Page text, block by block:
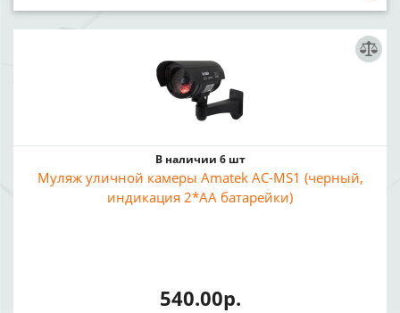
В наличии 6 шт
Муляж уличной камеры Amatek AC-MS1 (черный,
индикация 2*AA батарейки)
540.00р.